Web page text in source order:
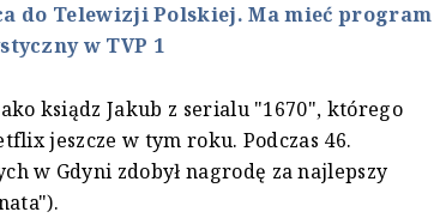
do Telewizji Polskiej. Ma mieć program
w TVP 1
ksiądz Jakub z serialu "1670", którego
jeszcze w tym roku. Podczas 46.
w Gdyni zdobył nagrodę za najlepszy